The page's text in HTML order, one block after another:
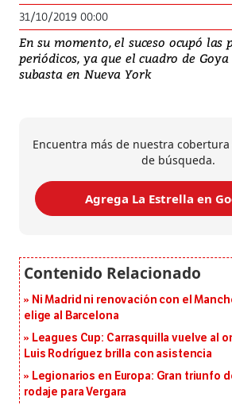
31/10/2019 00:00
En su momento, el suceso ocupó las
periódicos, ya que el cuadro de
subasta en Nueva York
Encuentra más de nuestra
de búsqueda.
Agrega La Estrella en
Ni Madrid ni renovación con el
elige al Barcelona
Leagues Cup: Carrasquilla vuelve al
Luis Rodríguez brilla con asistencia
Legionarios en Europa: Gran triunfo
rodaje para Vergara